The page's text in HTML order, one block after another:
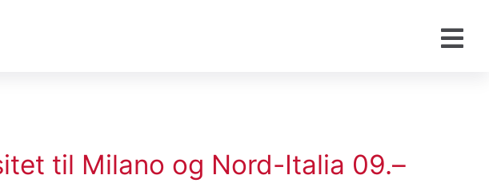
til Milano og Nord-Italia 09.–